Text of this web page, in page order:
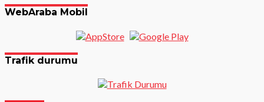
WebAraba Mobil
Trafik durumu